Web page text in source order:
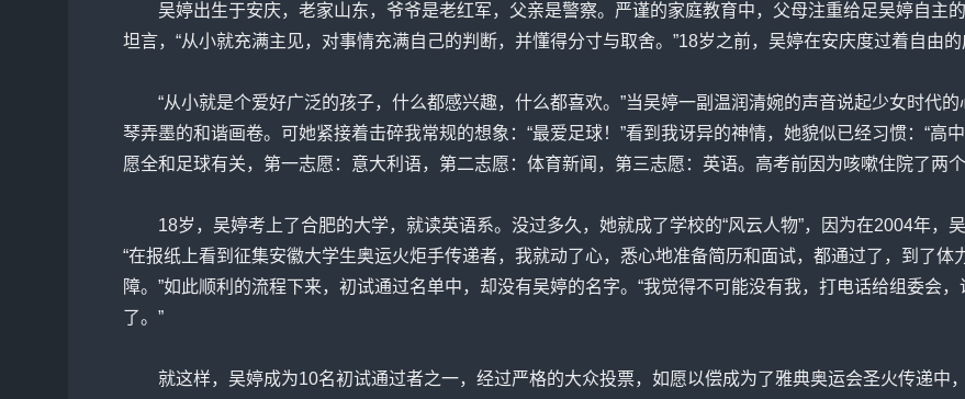
吴婷出生于安庆，老家山东，爷爷是老红军，父亲是警察。严谨的家庭教育中，父母注重给足吴婷自主的
坦言，“从小就充满主见，对事情充满自己的判断，并懂得分寸与取舍。”18岁之前，吴婷在安庆度过着自由的
“从小就是个爱好广泛的孩子，什么都感兴趣，什么都喜欢。”当吴婷一副温润清婉的声音说起少女时代
琴弄墨的和谐画卷。可她紧接着击碎我常规的想象：“最爱足球！”看到我讶异的神情，她貌似已经习惯：“高
愿全和足球有关，第一志愿：意大利语，第二志愿：体育新闻，第三志愿：英语。高考前因为咳嗽住院了两
18岁，吴婷考上了合肥的大学，就读英语系。没过多久，她就成了学校的“风云人物”，因为在2004年，
“在报纸上看到征集安徽大学生奥运火炬手传递者，我就动了心，悉心地准备简历和面试，都通过了，到了
障。”如此顺利的流程下来，初试通过名单中，却没有吴婷的名字。“我觉得不可能没有我，打电话给组委会
了。”
就这样，吴婷成为10名初试通过者之一，经过严格的大众投票，如愿以偿成为了雅典奥运会圣火传递中